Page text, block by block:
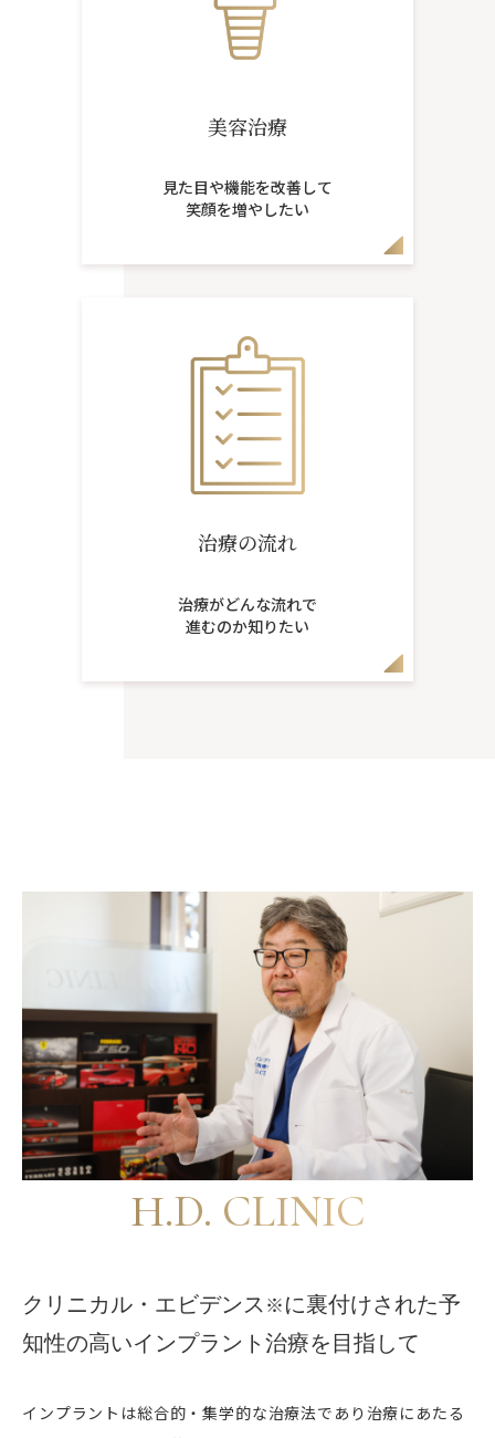
美容治療
見た目や機能を改善して
笑顔を増やしたい
治療の流れ
治療がどんな流れで
進むのか知りたい
H.D. CLINIC
クリニカル・エビデンス※に裏付けされた予
知性の高いインプラント治療を目指して
インプラントは総合的・集学的な治療法であり治療にあたる